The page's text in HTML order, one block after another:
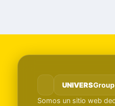
UNIVERSGroup
Somos un sitio web